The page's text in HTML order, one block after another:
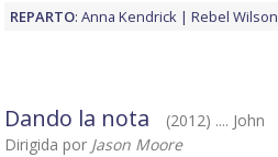
REPARTO: Anna Kendrick Rebel Wilson
Dando la nota
(2012) .... John
Dirigida por Jason Moore